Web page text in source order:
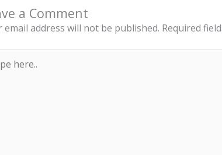
a Comment
email address will not be published. Required